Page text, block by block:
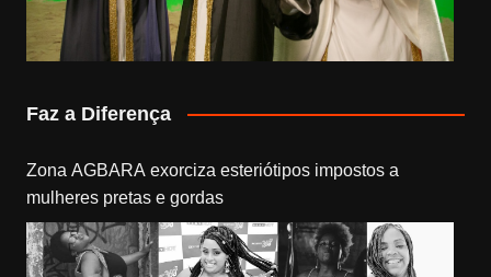
Faz a Diferença
Zona AGBARA exorciza esteriótipos impostos a
mulheres pretas e gordas